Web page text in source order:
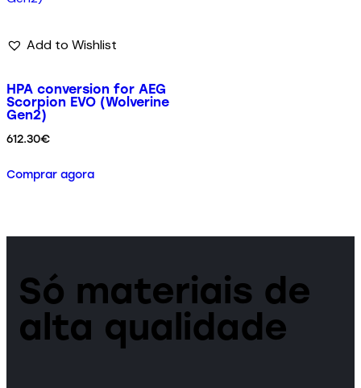
Add to Wishlist
HPA conversion for AEG
Scorpion EVO (Wolverine
Gen2)
612.30€
Comprar agora
Só materiais de
alta qualidade